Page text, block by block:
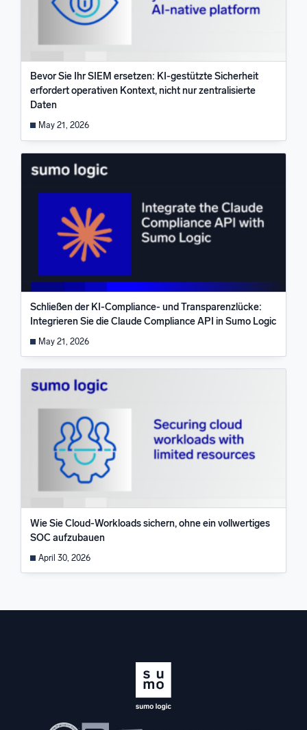
Bevor Sie Ihr SIEM ersetzen: KI-gestützte Sicherheit
erfordert operativen Kontext, nicht nur zentralisierte
Daten
May 21, 2026
Schließen der KI-Compliance- und Transparenzlücke:
Integrieren Sie die Claude Compliance API in Sumo Logic
May 21, 2026
Wie Sie Cloud-Workloads sichern, ohne ein vollwertiges
SOC aufzubauen
April 30, 2026